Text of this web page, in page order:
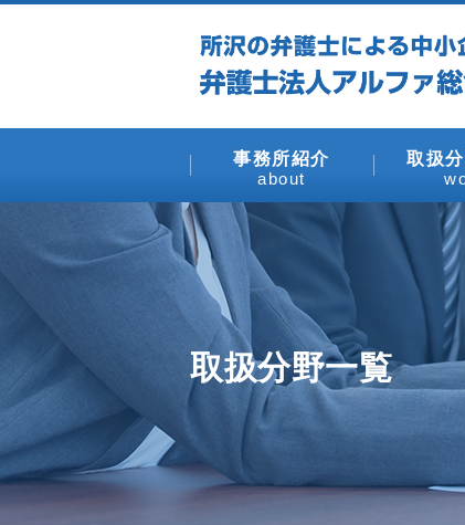
事務所紹介
about
取扱
取扱分野一覧